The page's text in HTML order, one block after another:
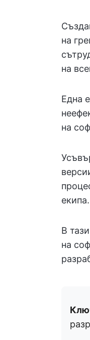
на
на
Една
на
екипа.
В
на